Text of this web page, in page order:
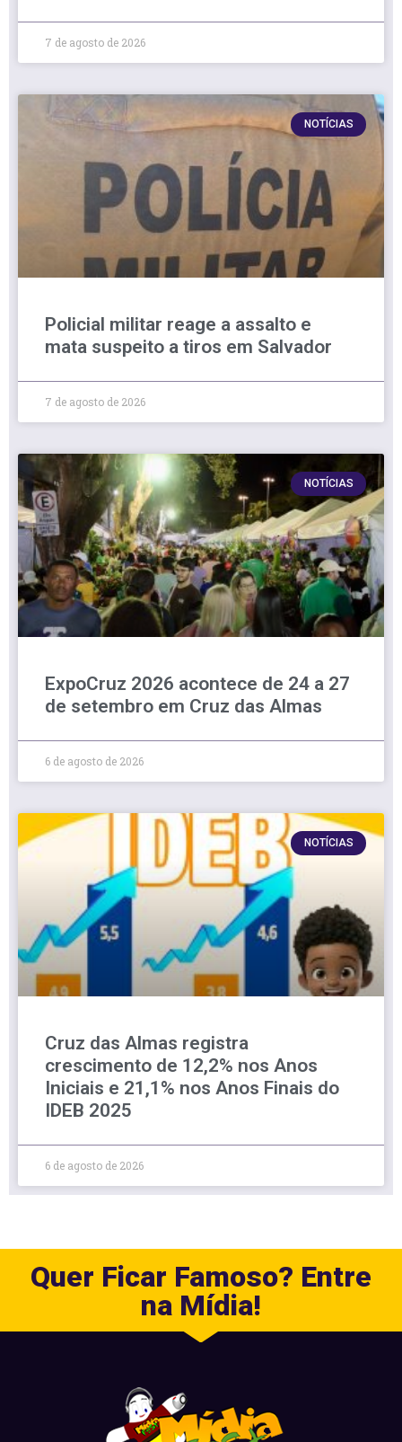
7 de agosto de 2026
NOTÍCIAS
Policial militar reage a assalto e
mata suspeito a tiros em Salvador
7 de agosto de 2026
NOTÍCIAS
ExpoCruz 2026 acontece de 24 a 27
de setembro em Cruz das Almas
6 de agosto de 2026
NOTÍCIAS
Cruz das Almas registra
crescimento de 12,2% nos Anos
Iniciais e 21,1% nos Anos Finais do
IDEB 2025
6 de agosto de 2026
Quer Ficar Famoso? Entre
na Mídia!